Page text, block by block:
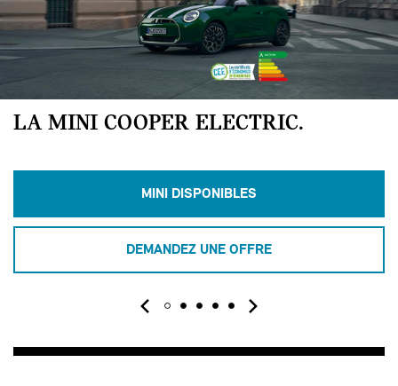
LA MINI COOPER ELECTRIC.
MINI DISPONIBLES
DEMANDEZ UNE OFFRE